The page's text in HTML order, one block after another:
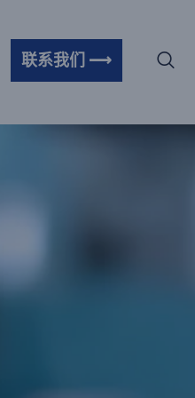
联系我们 ⟶